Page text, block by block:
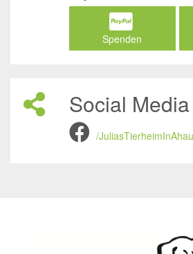
Spenden
Social Media
/